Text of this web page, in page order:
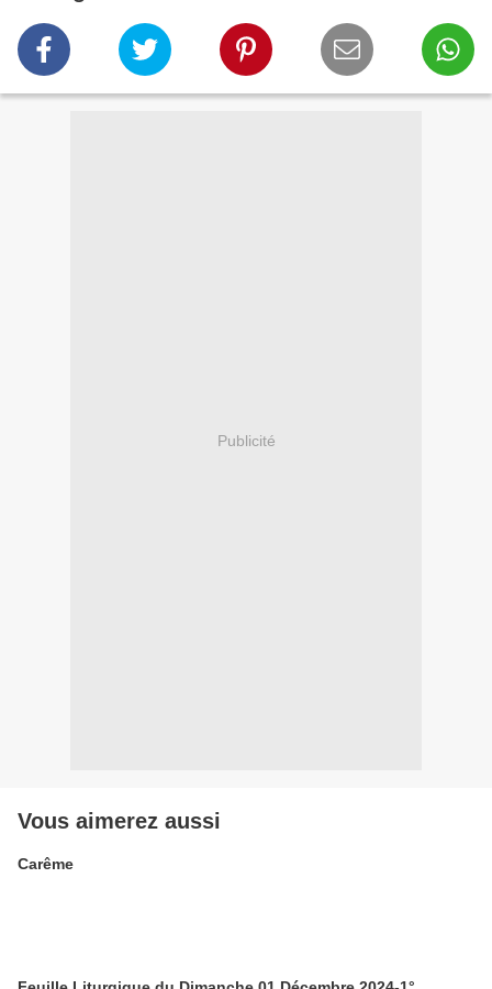
Publicité
Vous aimerez aussi
Carême